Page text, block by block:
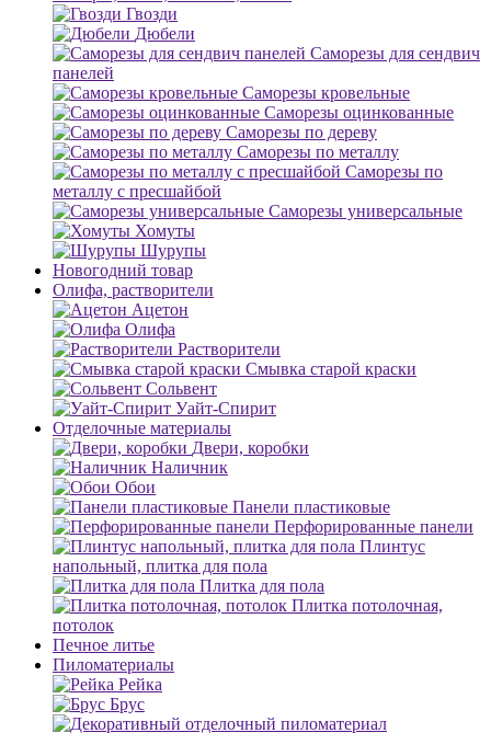
Гвозди
Дюбели
Саморезы для сендвич
панелей
Саморезы кровельные
Саморезы оцинкованные
Саморезы по дереву
Саморезы по металлу
Саморезы по
металлу с пресшайбой
Саморезы универсальные
Хомуты
Шурупы
Новогодний товар
Олифа, растворители
Ацетон
Олифа
Растворители
Смывка старой краски
Сольвент
Уайт-Спирит
Отделочные материалы
Двери, коробки
Наличник
Обои
Панели пластиковые
Перфорированные панели
Плинтус
напольный, плитка для пола
Плитка для пола
Плитка потолочная,
потолок
Печное литье
Пиломатериалы
Рейка
Брус